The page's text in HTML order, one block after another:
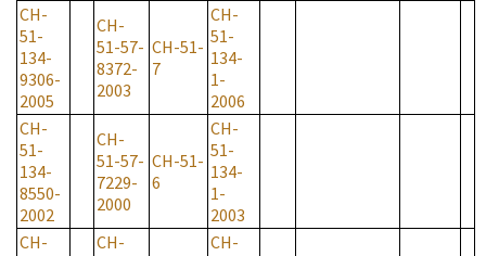
CH-
51-
134-
9306-
2005
CH-
51-57-
8372-
2003
CH-51-
7
CH-
51-
134-
1-
2006
CH-
51-
134-
8550-
2002
CH-
51-57-
7229-
2000
CH-51-
6
CH-
51-
134-
1-
2003
CH-
CH-
CH-